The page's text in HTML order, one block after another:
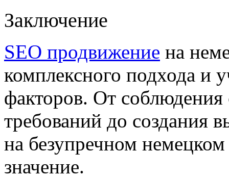
Заключение
SEO продвижение на
комплексного подхода и
факторов. От
требований до создания
на безупречном
значение.